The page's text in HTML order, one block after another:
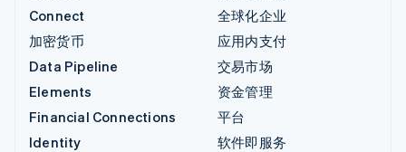
Connect
加密货币
Data Pipeline
Elements
Financial Connections
Identity
全球化企业
应用内支付
交易市场
资金管理
平台
软件即服务